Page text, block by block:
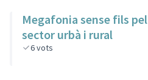
Megafonia sense fils pel
sector urbà i rural
6vots